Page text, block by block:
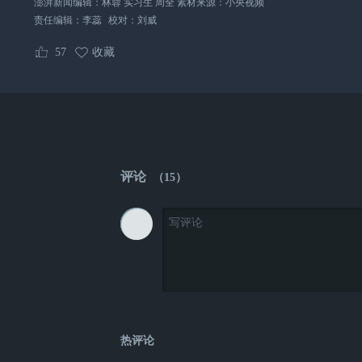
澎湃新闻编辑：林蓉 实习生 周全 素材来源：小央视频
责任编辑： 李蕊 校对： 刘威
57 收藏
评论 （15）
热评论